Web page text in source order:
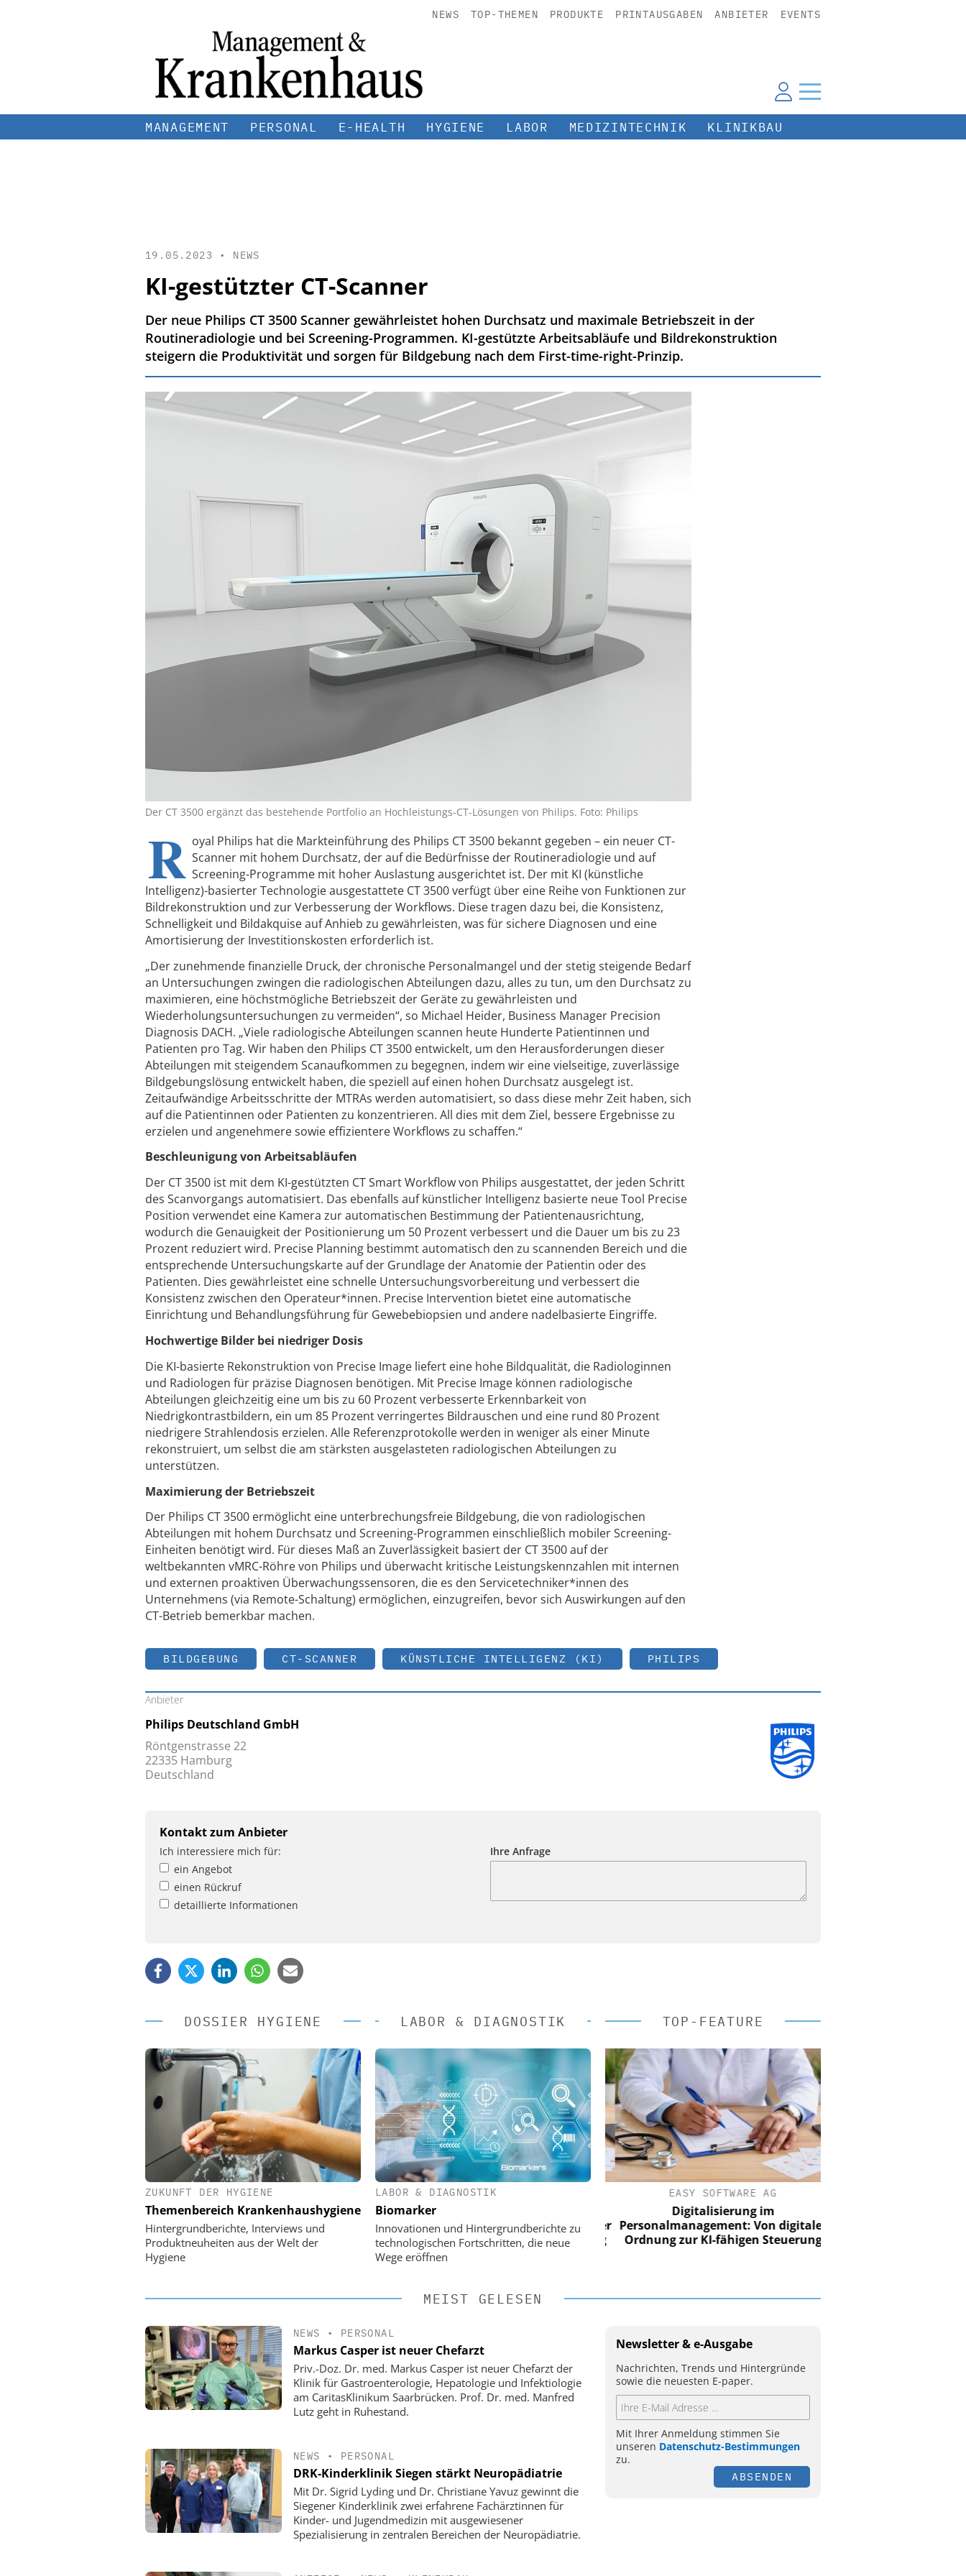
NEWS TOP-THEMEN PRODUKTE PRINTAUSGABEN ANBIETER EVENTS
MANAGEMENT PERSONAL E-HEALTH HYGIENE LABOR MEDIZINTECHNIK KLINIKBAU
19.05.2023 • NEWS
KI-gestützter CT-Scanner
Der neue Philips CT 3500 Scanner gewährleistet hohen Durchsatz und maximale Betriebszeit in der
Routineradiologie und bei Screening-Programmen. KI-gestützte Arbeitsabläufe und Bildrekonstruktion
steigern die Produktivität und sorgen für Bildgebung nach dem First-time-right-Prinzip.
Der CT 3500 ergänzt das bestehende Portfolio an Hochleistungs-CT-Lösungen von Philips. Foto: Philips
R oyal Philips hat die Markteinführung des Philips CT 3500 bekannt gegeben – ein neuer CT-
Scanner mit hohem Durchsatz, der auf die Bedürfnisse der Routineradiologie und auf
Screening-Programme mit hoher Auslastung ausgerichtet ist. Der mit KI (künstliche
Intelligenz)-basierter Technologie ausgestattete CT 3500 verfügt über eine Reihe von Funktionen zur
Bildrekonstruktion und zur Verbesserung der Workflows. Diese tragen dazu bei, die Konsistenz,
Schnelligkeit und Bildakquise auf Anhieb zu gewährleisten, was für sichere Diagnosen und eine
Amortisierung der Investitionskosten erforderlich ist.
„Der zunehmende finanzielle Druck, der chronische Personalmangel und der stetig steigende Bedarf
an Untersuchungen zwingen die radiologischen Abteilungen dazu, alles zu tun, um den Durchsatz zu
maximieren, eine höchstmögliche Betriebszeit der Geräte zu gewährleisten und
Wiederholungsuntersuchungen zu vermeiden“, so Michael Heider, Business Manager Precision
Diagnosis DACH. „Viele radiologische Abteilungen scannen heute Hunderte Patientinnen und
Patienten pro Tag. Wir haben den Philips CT 3500 entwickelt, um den Herausforderungen dieser
Abteilungen mit steigendem Scanaufkommen zu begegnen, indem wir eine vielseitige, zuverlässige
Bildgebungslösung entwickelt haben, die speziell auf einen hohen Durchsatz ausgelegt ist.
Zeitaufwändige Arbeitsschritte der MTRAs werden automatisiert, so dass diese mehr Zeit haben, sich
auf die Patientinnen oder Patienten zu konzentrieren. All dies mit dem Ziel, bessere Ergebnisse zu
erzielen und angenehmere sowie effizientere Workflows zu schaffen.“
Beschleunigung von Arbeitsabläufen
Der CT 3500 ist mit dem KI-gestützten CT Smart Workflow von Philips ausgestattet, der jeden Schritt
des Scanvorgangs automatisiert. Das ebenfalls auf künstlicher Intelligenz basierte neue Tool Precise
Position verwendet eine Kamera zur automatischen Bestimmung der Patientenausrichtung,
wodurch die Genauigkeit der Positionierung um 50 Prozent verbessert und die Dauer um bis zu 23
Prozent reduziert wird. Precise Planning bestimmt automatisch den zu scannenden Bereich und die
entsprechende Untersuchungskarte auf der Grundlage der Anatomie der Patientin oder des
Patienten. Dies gewährleistet eine schnelle Untersuchungsvorbereitung und verbessert die
Konsistenz zwischen den Operateur*innen. Precise Intervention bietet eine automatische
Einrichtung und Behandlungsführung für Gewebebiopsien und andere nadelbasierte Eingriffe.
Hochwertige Bilder bei niedriger Dosis
Die KI-basierte Rekonstruktion von Precise Image liefert eine hohe Bildqualität, die Radiologinnen
und Radiologen für präzise Diagnosen benötigen. Mit Precise Image können radiologische
Abteilungen gleichzeitig eine um bis zu 60 Prozent verbesserte Erkennbarkeit von
Niedrigkontrastbildern, ein um 85 Prozent verringertes Bildrauschen und eine rund 80 Prozent
niedrigere Strahlendosis erzielen. Alle Referenzprotokolle werden in weniger als einer Minute
rekonstruiert, um selbst die am stärksten ausgelasteten radiologischen Abteilungen zu
unterstützen.
Maximierung der Betriebszeit
Der Philips CT 3500 ermöglicht eine unterbrechungsfreie Bildgebung, die von radiologischen
Abteilungen mit hohem Durchsatz und Screening-Programmen einschließlich mobiler Screening-
Einheiten benötigt wird. Für dieses Maß an Zuverlässigkeit basiert der CT 3500 auf der
weltbekannten vMRC-Röhre von Philips und überwacht kritische Leistungskennzahlen mit internen
und externen proaktiven Überwachungssensoren, die es den Servicetechniker*innen des
Unternehmens (via Remote-Schaltung) ermöglichen, einzugreifen, bevor sich Auswirkungen auf den
CT-Betrieb bemerkbar machen.
BILDGEBUNG CT-SCANNER KÜNSTLICHE INTELLIGENZ (KI) PHILIPS
Anbieter
Philips Deutschland GmbH
Röntgenstrasse 22
22335 Hamburg
Deutschland
Kontakt zum Anbieter
Ich interessiere mich für:
ein Angebot
einen Rückruf
detaillierte Informationen
Ihre Anfrage
DOSSIER HYGIENE
ZUKUNFT DER HYGIENE
Themenbereich Krankenhaushygiene
Hintergrundberichte, Interviews und
Produktneuheiten aus der Welt der
Hygiene
LABOR & DIAGNOSTIK
LABOR & DIAGNOSTIK
Biomarker
Innovationen und Hintergrundberichte zu
technologischen Fortschritten, die neue
Wege eröffnen
TOP-FEATURE
EASY SOFTWARE AG
Digitalisierung im
Personalmanagement: Von digitaler
Ordnung zur KI-fähigen Steuerung
EASY SOFTWARE AG
Personalmanagement: Von digitaler
Ordnung zur KI-fähigen Steuerung
EASY SOFTWARE AG
Digitalisierung im
Personalmanagement: Von digitaler
Ordnung zur KI-fähigen Steuerung
MEIST GELESEN
NEWS • PERSONAL
Markus Casper ist neuer Chefarzt
Priv.-Doz. Dr. med. Markus Casper ist neuer Chefarzt der
Klinik für Gastroenterologie, Hepatologie und Infektiologie
am CaritasKlinikum Saarbrücken. Prof. Dr. med. Manfred
Lutz geht in Ruhestand.
NEWS • PERSONAL
DRK-Kinderklinik Siegen stärkt Neuropädiatrie
Mit Dr. Sigrid Lyding und Dr. Christiane Yavuz gewinnt die
Siegener Kinderklinik zwei erfahrene Fachärztinnen für
Kinder- und Jugendmedizin mit ausgewiesener
Spezialisierung in zentralen Bereichen der Neuropädiatrie.
Newsletter & e-Ausgabe
Nachrichten, Trends und Hintergründe
sowie die neuesten E-paper.
Mit Ihrer Anmeldung stimmen Sie
unseren Datenschutz-Bestimmungen
zu.
ABSENDEN